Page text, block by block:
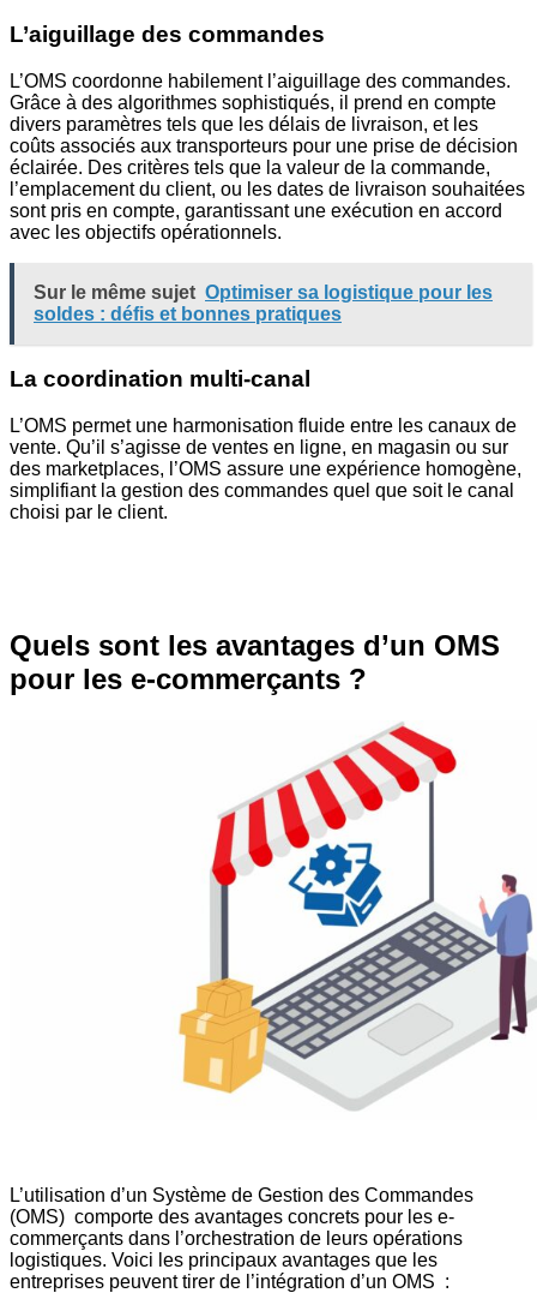
L’aiguillage des commandes
L’OMS coordonne habilement l’aiguillage des commandes.
Grâce à des algorithmes sophistiqués, il prend en compte
divers paramètres tels que les délais de livraison, et les
coûts associés aux transporteurs pour une prise de décision
éclairée. Des critères tels que la valeur de la commande,
l’emplacement du client, ou les dates de livraison souhaitées
sont pris en compte, garantissant une exécution en accord
avec les objectifs opérationnels.
Sur le même sujet Optimiser sa logistique pour les
soldes : défis et bonnes pratiques
La coordination multi-canal
L’OMS permet une harmonisation fluide entre les canaux de
vente. Qu’il s’agisse de ventes en ligne, en magasin ou sur
des marketplaces, l’OMS assure une expérience homogène,
simplifiant la gestion des commandes quel que soit le canal
choisi par le client.
Quels sont les avantages d’un OMS
pour les e-commerçants ?
L’utilisation d’un Système de Gestion des Commandes
(OMS) comporte des avantages concrets pour les e-
commerçants dans l’orchestration de leurs opérations
logistiques. Voici les principaux avantages que les
entreprises peuvent tirer de l’intégration d’un OMS :